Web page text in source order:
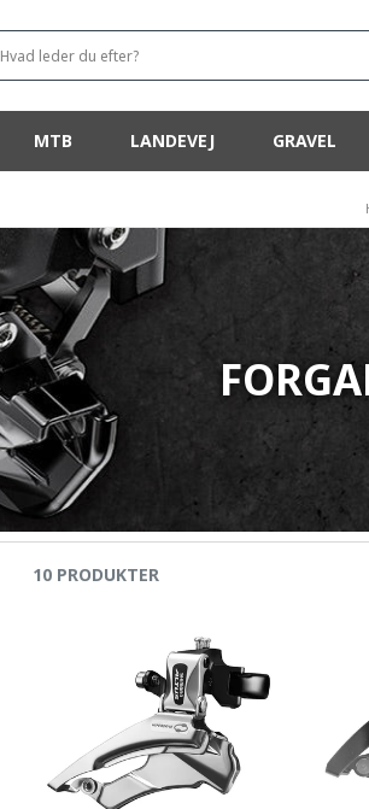
Hvad leder du efter?
MTB LANDEVEJ GRAVEL
10 PRODUKTER